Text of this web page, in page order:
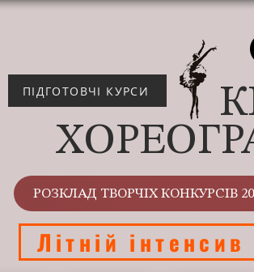
ПІДГОТОВЧІ КУРСИ
РОЗКЛАД ТВОРЧІХ КОНКУРСІВ
Літній інтенсив